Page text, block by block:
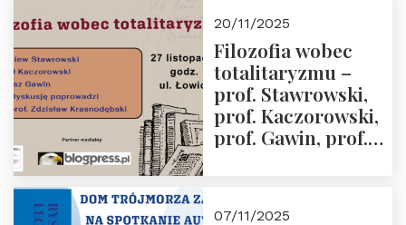
Przemysław
Sobolewski – 4
grudnia 2025 r.
godz. 18:00.
20/11/2025
Filozofia wobec
totalitaryzmu –
prof. Stawrowski,
prof. Kaczorowski,
prof. Gawin, prof.
07/11/2025